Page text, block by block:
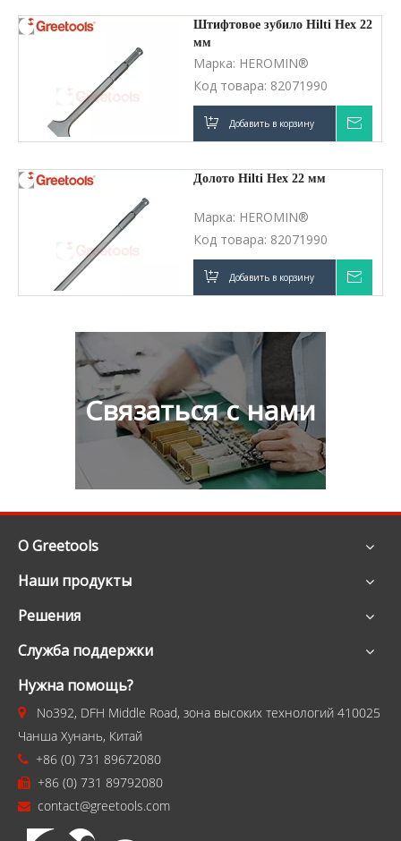
Штифтовое зубило Hilti Hex 22
мм
Марка: HEROMIN®
Код товара: 82071990
Добавить в корзину
Долото Hilti Hex 22 мм
Марка: HEROMIN®
Код товара: 82071990
Добавить в корзину
Связаться с нами
О Greetools
Наши продукты
Решения
Служба поддержки
Нужна помощь?
 No392, DFH Middle Road, зона высоких технологий 410025
Чанша Хунань, Китай
 +86 (0) 731 89672080
 +86 (0) 731 89792080
 contact@greetools.com